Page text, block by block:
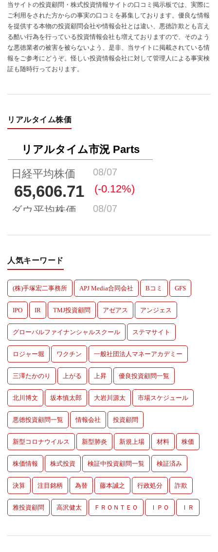
当サイトの投資顧問・株式投資情報サイトの口コミ掲示板では、実際に
ご利用をされた方からの事実の口コミを募集しております。優良な情報
を提供する本物の投資顧問会社や情報会社とは違い、悪徳詐欺とも言え
る酷い行為を行っている投資情報会社も増えておりますので、そのよう
な悪徳業者の被害を被らないよう、是非、当サイトに掲載されている情
報をご参考にどうぞ。怪しい投資情報会社に対して管理人による事実検
証も随時行っております。
リアルタイム株価
人気キーワード
(株)手塚宏二事務所 APJ Media合同会社 Bコミ GFS
IPO IR TMJ投資顧問 アゼアス アンジェス
グローバルファイナンシャルスクール ステマサイト
ロジャー堀 ワクチン 一般社団法人マネーアカデミー
三澤たかのり 上がる 上昇 優良投資顧問一覧
北川博文 坂本慎太郎 大岩川源太 市場スケジュール
悪徳投資顧問一覧 情報会社 投資顧問
新型コロナウイルス 新型肺炎 新規上場 材料 株価
株価情報 株式投資 検証中投資顧問一覧 検証済み
決算 注目銘柄 為替 藤本誠之 行政処分 詐欺
雅投資顧問 高沢健太 ＦＲＯＮＴＥＯ ＩＰＯ ＩＲ